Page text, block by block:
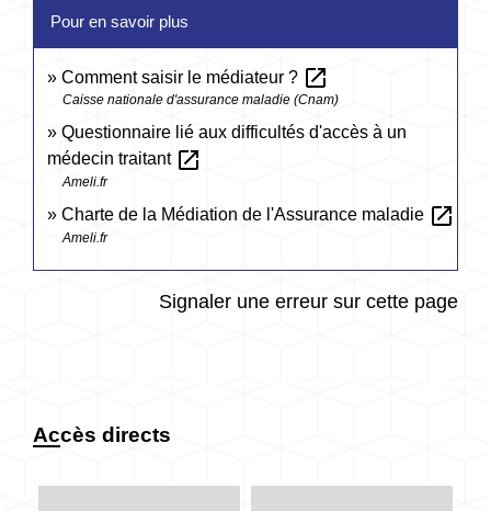
Pour en savoir plus
Comment saisir le médiateur ? open_in_new
Caisse nationale d'assurance maladie (Cnam)
Questionnaire lié aux difficultés d'accès à un
médecin traitant open_in_new
Ameli.fr
Charte de la Médiation de l'Assurance maladie open_in_new
Ameli.fr
Signaler une erreur sur cette page
Accès directs